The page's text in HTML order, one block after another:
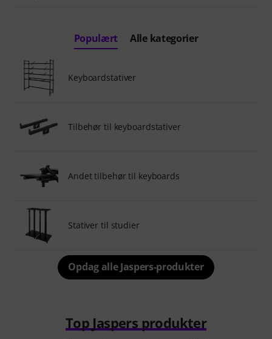
Populært Alle kategorier
Keyboardstativer
Tilbehør til keyboardstativer
Andet tilbehør til keyboards
Stativer til studier
Opdag alle Jaspers-produkter
Top Jaspers produkter